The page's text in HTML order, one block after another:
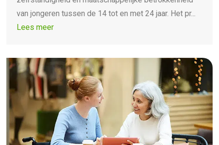
van jongeren tussen de 14 tot en met 24 jaar. Het pr...
Lees meer